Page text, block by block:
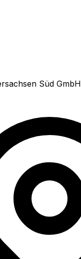
Süd GmbH